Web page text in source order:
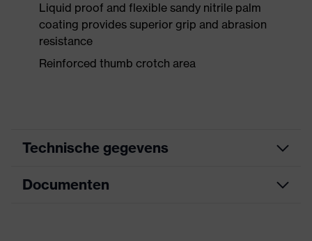
Liquid proof and flexible sandy nitrile palm
coating provides superior grip and abrasion
resistance
Reinforced thumb crotch area
Technische gegevens
Zoek kleur
Documenten